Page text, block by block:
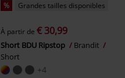
% Grandes tailles disponibles
À partir de € 30,99
Short BDU Ripstop
Brandit
Short
+4